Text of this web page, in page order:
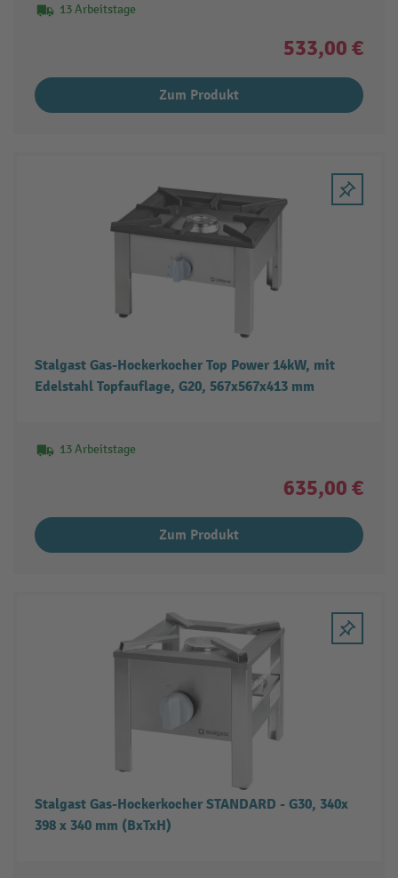
13 Arbeitstage
533,00 €
Zum Produkt
Stalgast Gas-Hockerkocher Top Power 14kW, mit
Edelstahl Topfauflage, G20, 567x567x413 mm
13 Arbeitstage
635,00 €
Zum Produkt
Stalgast Gas-Hockerkocher STANDARD - G30, 340x
398 x 340 mm (BxTxH)